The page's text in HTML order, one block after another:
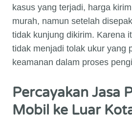
kasus yang terjadi, harga
murah, namun setelah
tidak kunjung dikirim. Karena
tidak menjadi tolak ukur yang
keamanan dalam proses
Percayakan Jasa
Mobil ke Luar